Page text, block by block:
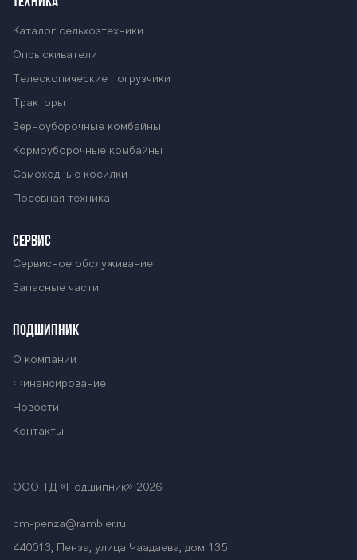
Каталог сельхозтехники
Опрыскиватели
Телескопические погрузчики
Тракторы
Зерноуборочные комбайны
Кормоуборочные комбайны
Самоходные косилки
Посевная техника
СЕРВИС
Сервисное обслуживание
Запасные части
ПОДШИПНИК
О компании
Финансирование
Новости
Контакты
ООО ТД «Подшипник» 2026
pm-penza@rambler.ru
440013, Пенза, улица Чаадаева, дом 135